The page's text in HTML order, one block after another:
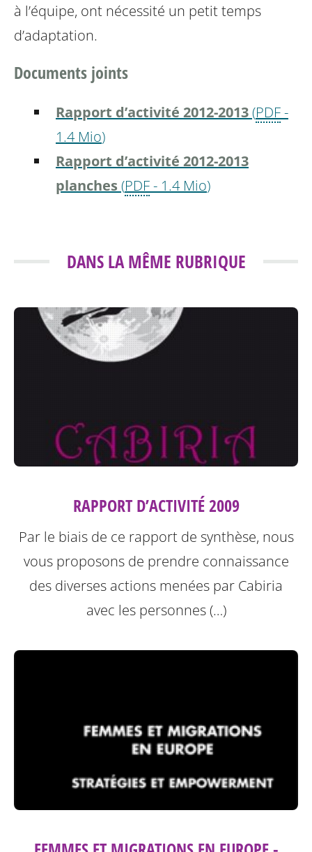
à l’équipe, ont nécessité un petittemps
d’adaptation.
Documents joints
Rapport d’activité 2012-2013(PDF-
1.4 Mio)
Rapport d’activité 2012-2013
planches (PDF- 1.4 Mio)
DANS LA MÊME RUBRIQUE
RAPPORT D’ACTIVITÉ 2009
Par le biais de ce rapport de synthèse, nous
vous proposons de prendre connaissance
des diverses actions menées par Cabiria
avec les personnes (…)